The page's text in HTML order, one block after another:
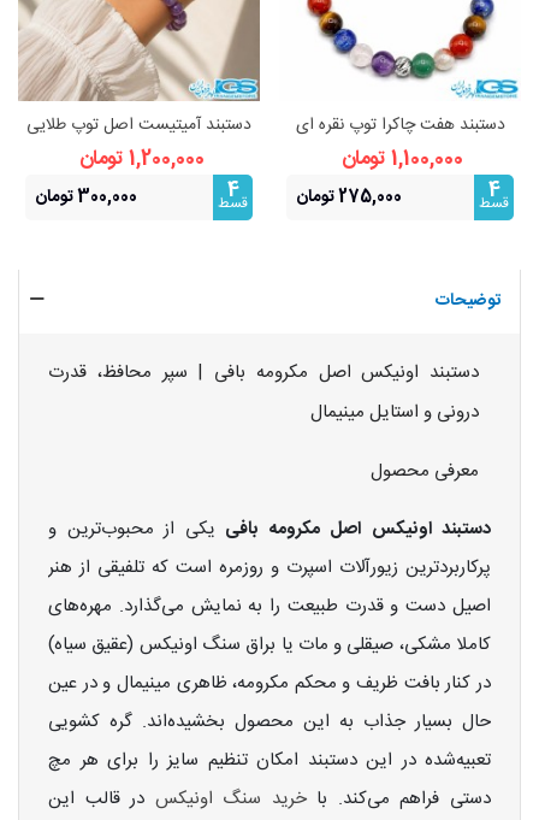
دستبند هفت چاکرا توپ نقره ای
قفل استیل
1,100,000 تومان
4
قسط 275,000 تومان
دستبند آمیتیست اصل توپ طلایی
استیل (رنگ ثابت)
1,200,000 تومان
4
قسط 300,000 تومان
توضیحات
دستبند اونیکس اصل مکرومه بافی | سپر محافظ، قدرت
درونی و استایل مینیمال
معرفی محصول
دستبند اونیکس اصل مکرومه بافی یکی از محبوب‌ترین و
پرکاربردترین زیورآلات اسپرت و روزمره است که تلفیقی از هنر
اصیل دست و قدرت طبیعت را به نمایش می‌گذارد. مهره‌های
کاملا مشکی، صیقلی و مات یا براق سنگ اونیکس (عقیق سیاه)
در کنار بافت ظریف و محکم مکرومه، ظاهری مینیمال و در عین
حال بسیار جذاب به این محصول بخشیده‌اند. گره کشویی
تعبیه‌شده در این دستبند امکان تنظیم سایز را برای هر مچ
دستی فراهم می‌کند. باخرید سنگ اونیکس در قالب این